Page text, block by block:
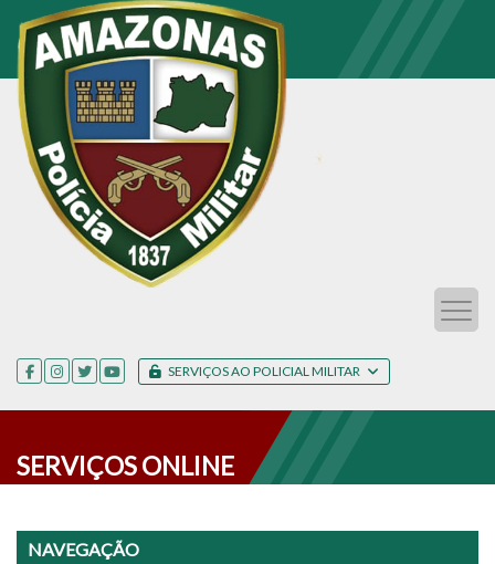
SERVIÇOS AO POLICIAL MILITAR
SERVIÇOS ONLINE
NAVEGAÇÃO